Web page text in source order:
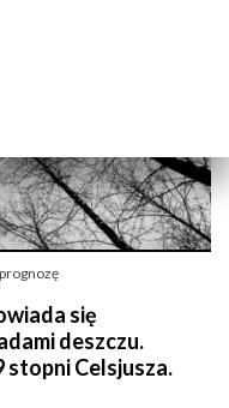
się
deszczu.
stopni Celsjusza.